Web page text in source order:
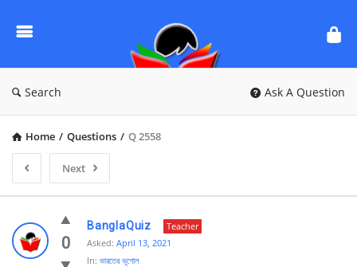
Questions
Search Ask A Question
Home / Questions / Q 2558
Next
Ask
Questions
0
BanglaQuiz
Teacher
Asked: April 13, 2021
In: ভারতের ভূগোল